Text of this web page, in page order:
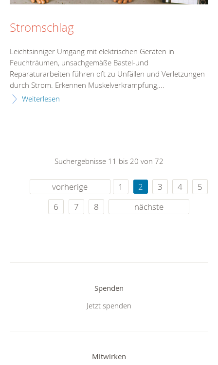
Stromschlag
Leichtsinniger Umgang mit elektrischen Geräten in
Feuchträumen, unsachgemäße Bastel-und
Reparaturarbeiten führen oft zu Unfällen und Verletzungen
durch Strom. Erkennen Muskelverkrampfung,...
Weiterlesen
Suchergebnisse 11 bis 20 von 72
vorherige 1 2 3 4
5
6
7 8 nächste
Spenden
Jetzt spenden
Mitwirken